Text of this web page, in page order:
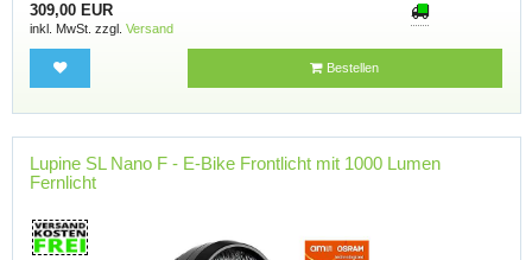
309,00 EUR
inkl. MwSt. zzgl. Versand
Bestellen
Lupine SL Nano F - E-Bike Frontlicht mit 1000 Lumen
Fernlicht